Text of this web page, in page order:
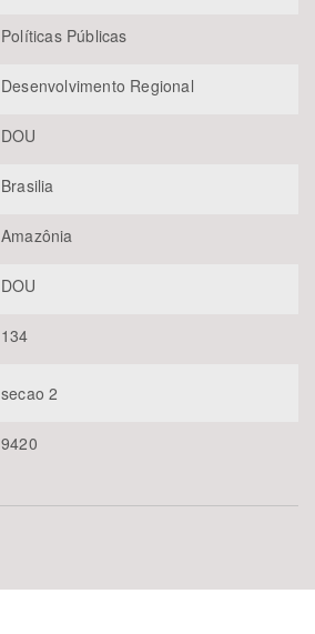
Políticas Públicas
Desenvolvimento Regional
DOU
Brasilia
Amazônia
DOU
134
secao 2
9420